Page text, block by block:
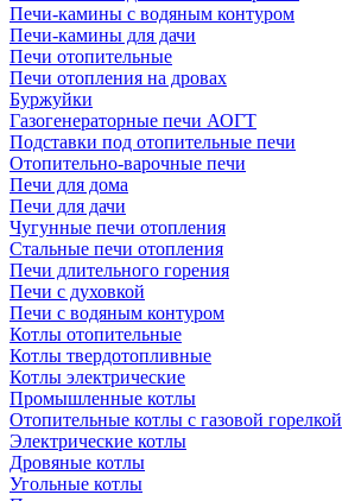
Печи-камины с водяным контуром
Печи-камины для дачи
Печи отопительные
Печи отопления на дровах
Буржуйки
Газогенераторные печи АОГТ
Подставки под отопительные печи
Отопительно-варочные печи
Печи для дома
Печи для дачи
Чугунные печи отопления
Стальные печи отопления
Печи длительного горения
Печи с духовкой
Печи с водяным контуром
Котлы отопительные
Котлы твердотопливные
Котлы электрические
Промышленные котлы
Отопительные котлы с газовой горелкой
Электрические котлы
Дровяные котлы
Угольные котлы